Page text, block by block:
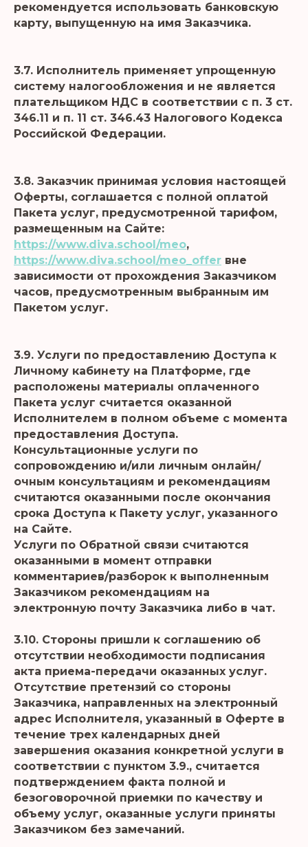
рекомендуется использовать банковскую
карту, выпущенную на имя Заказчика.
3.7. Исполнитель применяет упрощенную
систему налогообложения и не является
плательщиком НДС в соответствии с п. 3 ст.
346.11 и п. 11 ст. 346.43 Налогового Кодекса
Российской Федерации.
3.8. Заказчик принимая условия настоящей
Оферты, соглашается с полной оплатой
Пакета услуг, предусмотренной тарифом,
размещенным на Сайте:
https://www.diva.school/meo,
https://www.diva.school/meo_offer вне
зависимости от прохождения Заказчиком
часов, предусмотренным выбранным им
Пакетом услуг.
3.9. Услуги по предоставлению Доступа к
Личному кабинету на Платформе, где
расположены материалы оплаченного
Пакета услуг считается оказанной
Исполнителем в полном объеме с момента
предоставления Доступа.
Консультационные услуги по
сопровождению и/или личным онлайн/
очным консультациям и рекомендациям
считаются оказанными после окончания
срока Доступа к Пакету услуг, указанного
на Сайте.
Услуги по Обратной связи считаются
оказанными в момент отправки
комментариев/разборок к выполненным
Заказчиком рекомендациям на
электронную почту Заказчика либо в чат.
3.10. Стороны пришли к соглашению об
отсутствии необходимости подписания
акта приема-передачи оказанных услуг.
Отсутствие претензий со стороны
Заказчика, направленных на электронный
адрес Исполнителя, указанный в Оферте в
течение трех календарных дней
завершения оказания конкретной услуги в
соответствии с пунктом 3.9., считается
подтверждением факта полной и
безоговорочной приемки по качеству и
объему услуг, оказанные услуги приняты
Заказчиком без замечаний.